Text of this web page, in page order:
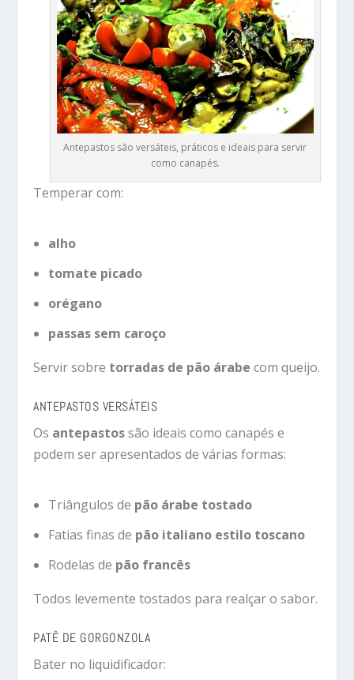
Antepastos são versáteis, práticos e ideais para servir
como canapés.
Temperar com:
alho
tomate picado
orégano
passas sem caroço
Servir sobre torradas de pão árabe com queijo.
ANTEPASTOS VERSÁTEIS
Os antepastossão ideais como canapés e
podem ser apresentados de várias formas:
Triângulos de pão árabe tostado
Fatias finas de pão italiano estilo toscano
Rodelas de pão francês
Todos levemente tostados para realçar o sabor.
PATÊ DE GORGONZOLA
Bater no liquidificador: